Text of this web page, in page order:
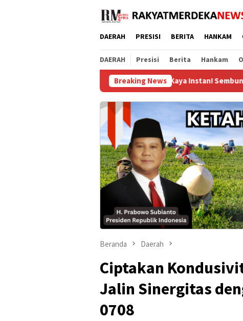
DAERAH PRESISI BERITA HANKAM
DAERAH Presisi Berita Hankam
Breaking News
Gagal Kaya Instan! Sembunyikan 21
Beranda Daerah
Ciptakan
Jalin Sinergitas
0708